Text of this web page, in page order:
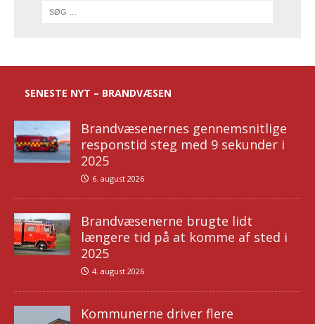
SENESTE NYT – BRANDVÆSEN
Brandvæsenernes gennemsnitlige
responstid steg med 9 sekunder i
2025
6. august 2026
Brandvæsenerne brugte lidt
længere tid på at komme af sted i
2025
4. august 2026
Kommunerne driver flere